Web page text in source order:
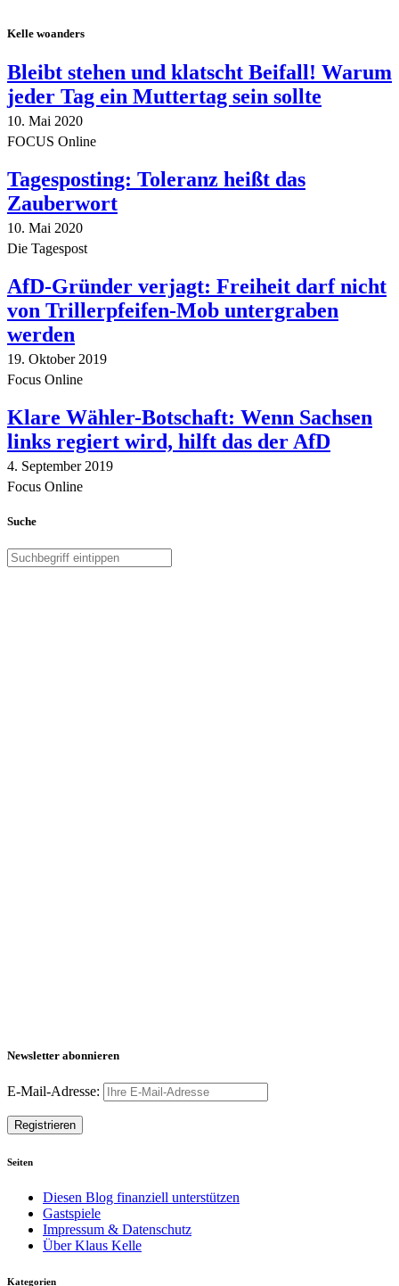
Kelle woanders
Bleibt stehen und klatscht Beifall! Warum
jeder Tag ein Muttertag sein sollte
10. Mai 2020
FOCUS Online
Tagesposting: Toleranz heißt das
Zauberwort
10. Mai 2020
Die Tagespost
AfD-Gründer verjagt: Freiheit darf nicht
von Trillerpfeifen-Mob untergraben
werden
19. Oktober 2019
Focus Online
Klare Wähler-Botschaft: Wenn Sachsen
links regiert wird, hilft das der AfD
4. September 2019
Focus Online
Suche
Newsletter abonnieren
E-Mail-Adresse:
Seiten
Diesen Blog finanziell unterstützen
Gastspiele
Impressum & Datenschutz
Über Klaus Kelle
Kategorien